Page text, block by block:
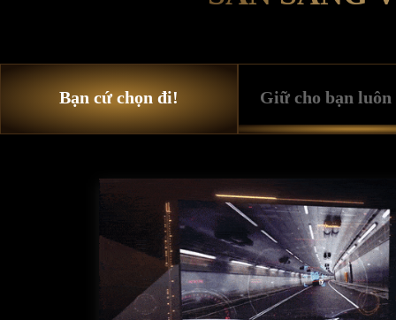
Bạn cứ chọn đi! Giữ cho bạn luôn